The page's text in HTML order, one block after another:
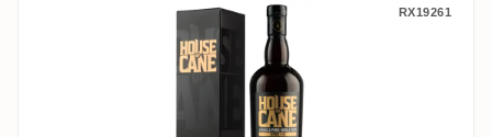
Precious Liquors Hampden House of
RX19261